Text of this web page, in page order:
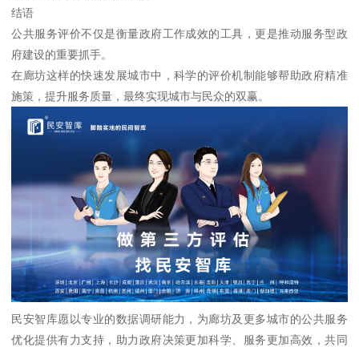
结语
公共服务评价不仅是衡量政府工作成效的工具，更是推动服务型政
府建设的重要抓手。
在廊坊这样的快速发展城市中，科学的评价机制能够帮助政府精准
施策，提升服务质量，最终实现城市与民众的双赢。
民安智库愿以专业的数据调研能力，为廊坊及更多城市的公共服务
优化提供有力支持，助力政府决策更加科学、服务更加高效，共同